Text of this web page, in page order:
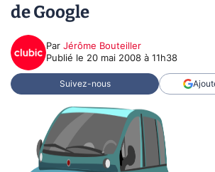
de Google
Par Jérôme Bouteiller
Publié le 20 mai 2008 à 11h38
Suivez-nous